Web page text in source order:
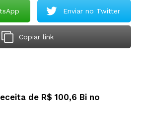
Enviar no Twitter
Copiar link
de R$ 100,6 Bi no